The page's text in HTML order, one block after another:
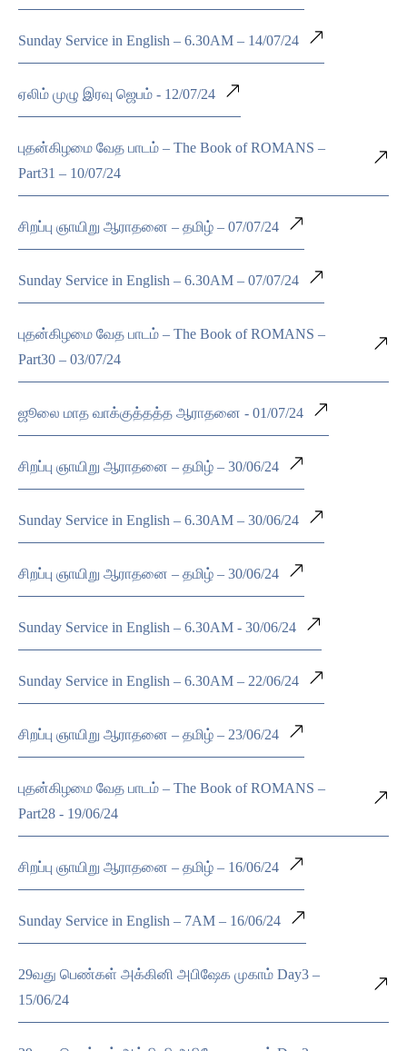
Sunday Service in English – 6.30AM – 14/07/24
ஏலிம் முழு இரவு ஜெபம் - 12/07/24
புதன்கிழமை வேத பாடம் – The Book of ROMANS –
Part31 – 10/07/24
சிறப்பு ஞாயிறு ஆராதனை – தமிழ் – 07/07/24
Sunday Service in English – 6.30AM – 07/07/24
புதன்கிழமை வேத பாடம் – The Book of ROMANS –
Part30 – 03/07/24
ஜூலை மாத வாக்குத்தத்த ஆராதனை - 01/07/24
சிறப்பு ஞாயிறு ஆராதனை – தமிழ் – 30/06/24
Sunday Service in English – 6.30AM – 30/06/24
சிறப்பு ஞாயிறு ஆராதனை – தமிழ் – 30/06/24
Sunday Service in English – 6.30AM - 30/06/24
Sunday Service in English – 6.30AM – 22/06/24
சிறப்பு ஞாயிறு ஆராதனை – தமிழ் – 23/06/24
புதன்கிழமை வேத பாடம் – The Book of ROMANS –
Part28 - 19/06/24
சிறப்பு ஞாயிறு ஆராதனை – தமிழ் – 16/06/24
Sunday Service in English – 7AM – 16/06/24
29வது பெண்கள் அக்கினி அபிஷேக முகாம் Day3 –
15/06/24